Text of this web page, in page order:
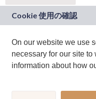
On our website we use
necessary for our site
information about how